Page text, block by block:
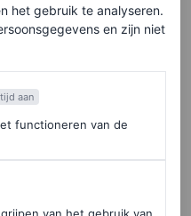
het gebruik te analyseren.
en zijn niet
aan
functioneren van de